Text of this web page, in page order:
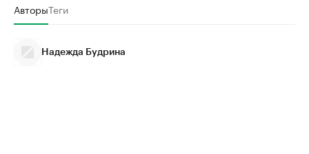
АвторыТеги
Надежда Будрина